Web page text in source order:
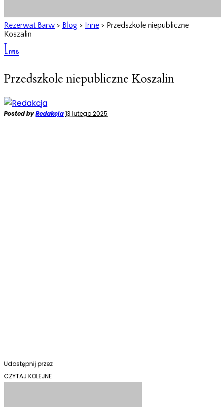
Rezerwat Barw > Blog > Inne > Przedszkole niepubliczne
Koszalin
Inne
Przedszkole niepubliczne Koszalin
Posted byRedakcja13 lutego 2025
Udostępnij przez
CZYTAJ KOLEJNE